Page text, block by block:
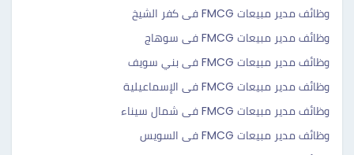
وظائف مدير مبيعات FMCG فى كفر الشيخ
وظائف مدير مبيعات FMCG فى سوهاج
وظائف مدير مبيعات FMCG فى بني سويف
وظائف مدير مبيعات FMCG فى الإسماعيلية
وظائف مدير مبيعات FMCG فى شمال سيناء
وظائف مدير مبيعات FMCG فى السويس